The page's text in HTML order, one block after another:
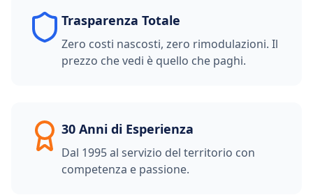
Trasparenza Totale
Zero costi nascosti, zero rimodulazioni. Il
prezzo che vedi è quello che paghi.
30 Anni di Esperienza
Dal 1995 al servizio del territorio con
competenza e passione.